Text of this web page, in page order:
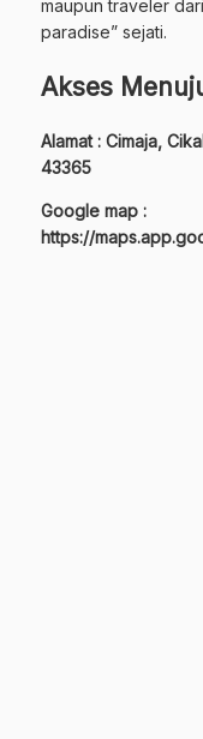
maupun traveler
paradise” sejati.
Akses
Alamat : Cimaja,
43365
Google map :
https://